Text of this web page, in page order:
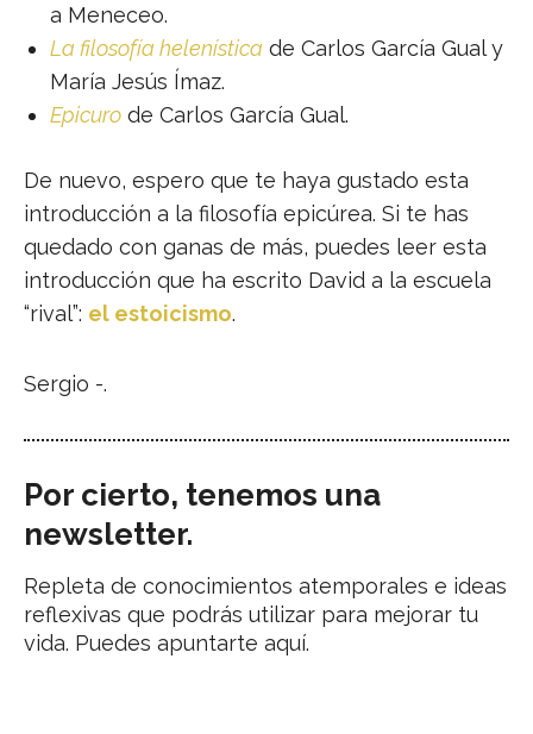
a Meneceo.
La filosofía helenística de Carlos García Gual y
María Jesús Ímaz.
Epicurode Carlos García Gual.
De nuevo, espero que te haya gustado esta
introducción a la filosofía epicúrea. Si te has
quedado con ganas de más, puedes leer esta
introducción que ha escrito David a la escuela
“rival”: el estoicismo.
Sergio -.
Por cierto, tenemos una
newsletter.
Repleta de conocimientos atemporales e ideas
reflexivas que podrás utilizar para mejorar tu
vida. Puedes apuntarte aquí.